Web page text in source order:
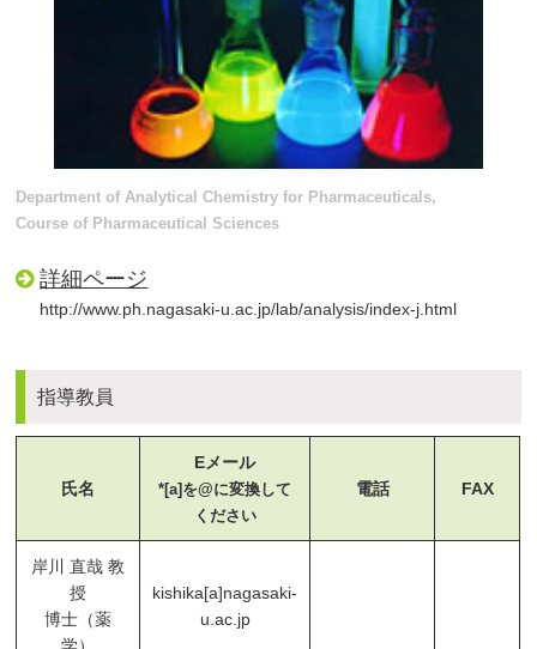
Department of Analytical Chemistry for Pharmaceuticals,
Course of Pharmaceutical Sciences
詳細ページ
http://www.ph.nagasaki-u.ac.jp/lab/analysis/index-j.html
指導教員
氏名
Eメール
*[a]を@に変換して
ください
電話 FAX
岸川 直哉 教
授
博士（薬
kishika[a]nagasaki-
u.ac.jp